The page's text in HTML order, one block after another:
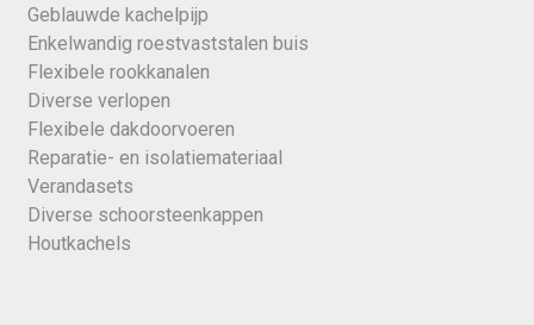
Geblauwde kachelpijp
Enkelwandig roestvaststalen buis
Flexibele rookkanalen
Diverse verlopen
Flexibele dakdoorvoeren
Reparatie- en isolatiemateriaal
Verandasets
Diverse schoorsteenkappen
Houtkachels